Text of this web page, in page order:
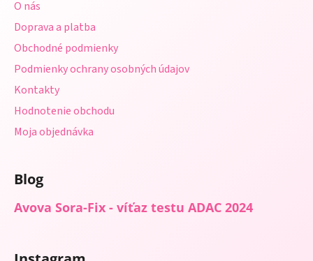
O nás
Doprava a platba
Obchodné podmienky
Podmienky ochrany osobných údajov
Kontakty
Hodnotenie obchodu
Moja objednávka
Blog
Avova Sora-Fix - víťaz testu ADAC 2024